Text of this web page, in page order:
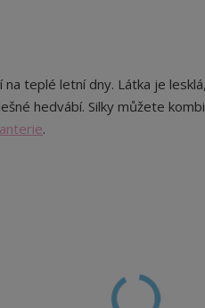
teplé letní dny. Látka je
hedvábí. Silky můžete
.